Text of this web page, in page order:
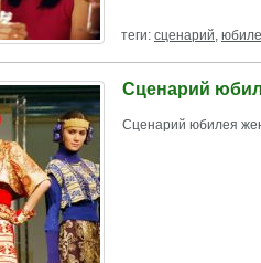
теги: сценарий,
Сценарий
Сценарий юбилея